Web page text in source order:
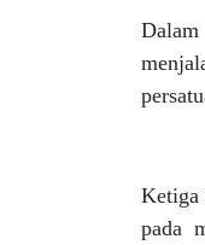
Ketiga
pada